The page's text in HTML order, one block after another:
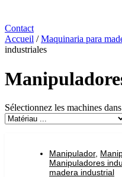
Contact
Accueil /Maquinaria para
industriales
Sélectionnez les machines
Manipulador,
Manipuladores
madera industrial